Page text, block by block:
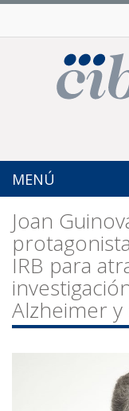
MENÚ
Joan
IRB para
Alzheimer